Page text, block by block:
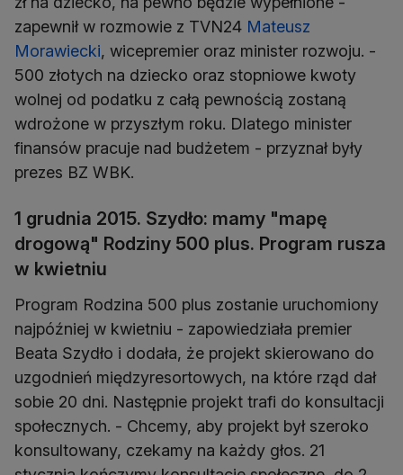
zapewnił w rozmowie z TVN24 Mateusz
Morawiecki, wicepremier oraz minister rozwoju. -
500 złotych na dziecko oraz stopniowe kwoty
wolnej od podatku z całą pewnością zostaną
wdrożone w przyszłym roku. Dlatego minister
finansów pracuje nad budżetem - przyznał były
prezes BZ WBK.
1 grudnia 2015. Szydło: mamy "mapę
drogową" Rodziny 500 plus. Program rusza
w kwietniu
Program Rodzina 500 plus zostanie uruchomiony
najpóźniej w kwietniu - zapowiedziała premier
Beata Szydło i dodała, że projekt skierowano do
uzgodnień międzyresortowych, na które rząd dał
sobie 20 dni. Następnie projekt trafi do konsultacji
społecznych. - Chcemy, aby projekt był szeroko
konsultowany, czekamy na każdy głos. 21